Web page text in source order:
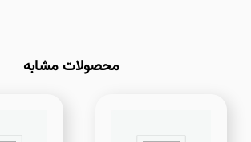
محصولات مشابه